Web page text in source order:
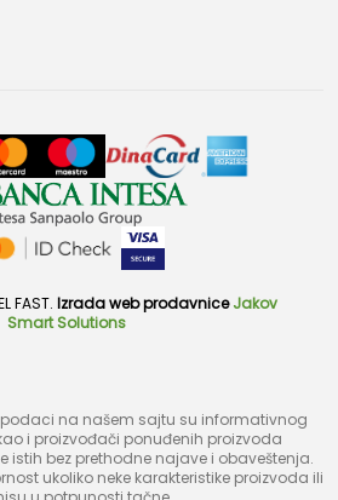
FAST. Izrada web prodavnice Jakov
Smart Solutions
podaci na našem sajtu su informativnog
i proizvođači ponuđenih proizvoda
istih bez prethodne najave i obaveštenja.
ukoliko neke karakteristike proizvoda ili